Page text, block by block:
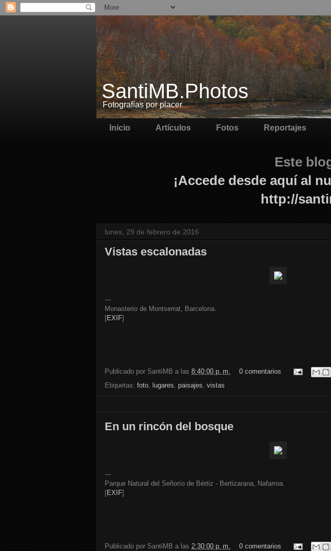
SantiMB.Photos
Fotografías por placer
Inicio Artículos Fotos Reportajes
Este
¡Accede desde aquí al
http://
lunes, 29 de febrero de 2016
Vistas escalonadas
---
Monasterio de Montserrat, Barcelona.
[EXIF]
Publicado por SantiMB a las 8:40:00 p. m.
0 comentarios
Etiquetas: foto, lugares, paisajes, vistas
En un rincón del bosque
---
Parque Natural del Señorío de Bértiz - Bertizarana, Nafarroa.
[EXIF]
Publicado por SantiMB a las 2:30:00 p. m.
0 comentarios